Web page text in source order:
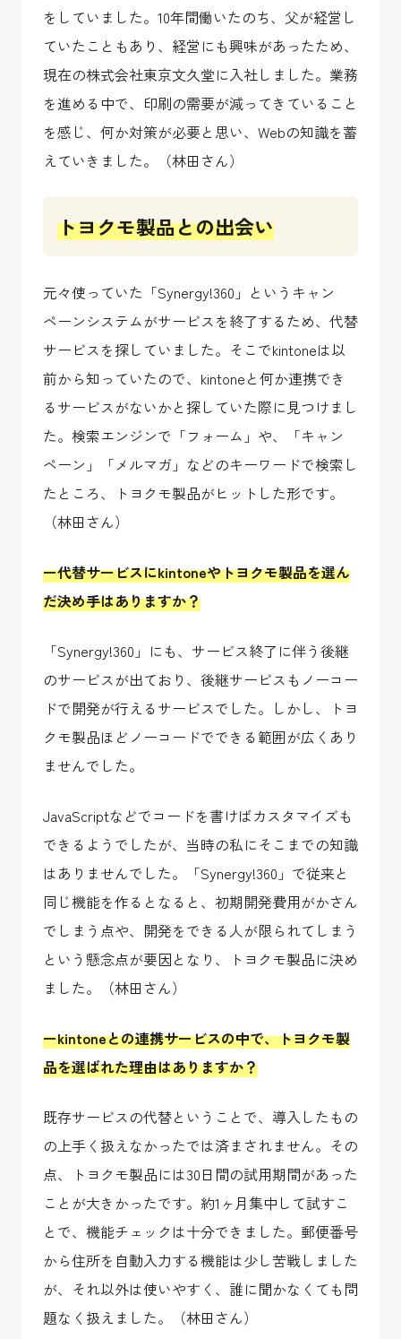
をしていました。10年間働いたのち、父が経営し
ていたこともあり、経営にも興味があったため、
現在の株式会社東京文久堂に入社しました。業務
を進める中で、印刷の需要が減ってきていること
を感じ、何か対策が必要と思い、Webの知識を蓄
えていきました。（林田さん）
トヨクモ製品との出会い
元々使っていた「Synergy!360」というキャン
ペーンシステムがサービスを終了するため、代替
サービスを探していました。そこでkintoneは以
前から知っていたので、kintoneと何か連携でき
るサービスがないかと探していた際に見つけまし
た。検索エンジンで「フォーム」や、「キャン
ペーン」「メルマガ」などのキーワードで検索し
たところ、トヨクモ製品がヒットした形です。
（林田さん）
ー代替サービスにkintoneやトヨクモ製品を選ん
だ決め手はありますか？
「Synergy!360」にも、サービス終了に伴う後継
のサービスが出ており、後継サービスもノーコー
ドで開発が行えるサービスでした。しかし、トヨ
クモ製品ほどノーコードでできる範囲が広くあり
ませんでした。
JavaScriptなどでコードを書けばカスタマイズも
できるようでしたが、当時の私にそこまでの知識
はありませんでした。「Synergy!360」で従来と
同じ機能を作るとなると、初期開発費用がかさん
でしまう点や、開発をできる人が限られてしまう
という懸念点が要因となり、トヨクモ製品に決め
ました。（林田さん）
ーkintoneとの連携サービスの中で、トヨクモ製
品を選ばれた理由はありますか？
既存サービスの代替ということで、導入したもの
の上手く扱えなかったでは済まされません。その
点、トヨクモ製品には30日間の試用期間があった
ことが大きかったです。約1ヶ月集中して試すこ
とで、機能チェックは十分できました。郵便番号
から住所を自動入力する機能は少し苦戦しました
が、それ以外は使いやすく、誰に聞かなくても問
題なく扱えました。（林田さん）